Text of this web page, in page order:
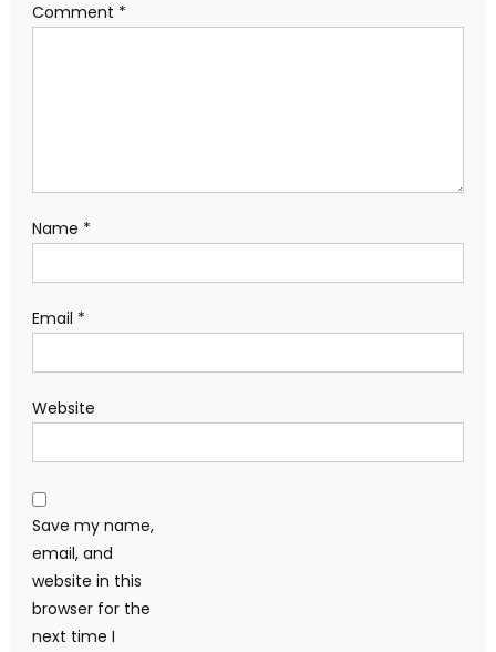
Comment *
Name *
Email *
Website
Save my name,
email, and
website in this
browser for the
next time I